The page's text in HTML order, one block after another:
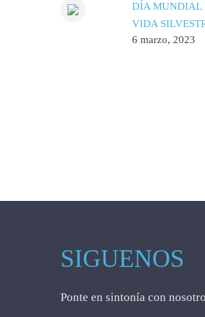
DÍA MUNDIAL
VIDA
6 marzo, 2023
SIGUENOS
Ponte en sintonía con